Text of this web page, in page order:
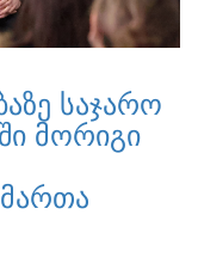
საჯარო
მორიგი